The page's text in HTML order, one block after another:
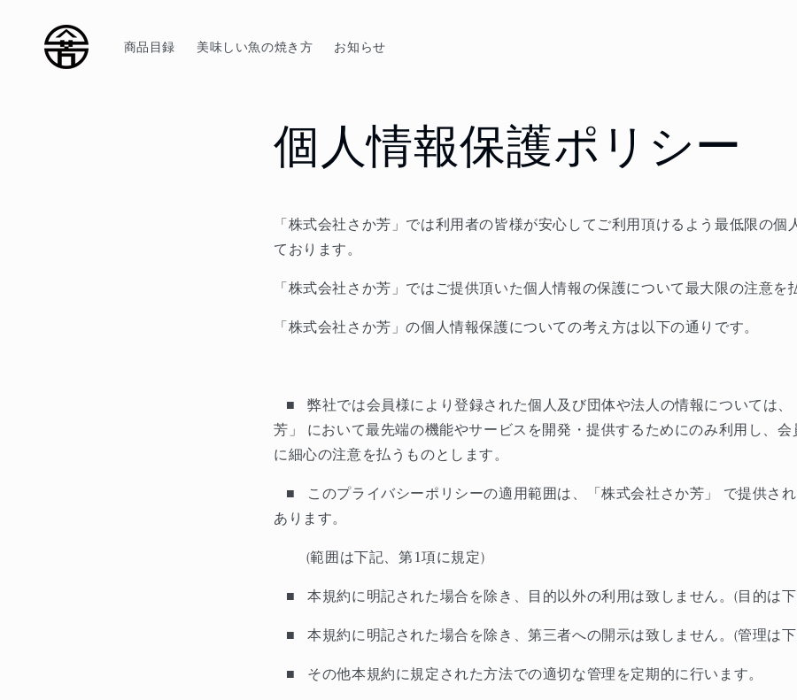
ンツに
進む 商品目録 美味しい魚の焼き方 お知らせ
個人情報保護ポリシー
「株式会社さか芳」では利用者の皆様が安心してご利用頂けるよう最低限の個
ております。
「株式会社さか芳」ではご提供頂いた個人情報の保護について最大限の注意を
「株式会社さか芳」の個人情報保護についての考え方は以下の通りです。
■ 弊社では会員様により登録された個人及び団体や法人の情報については
芳」 において最先端の機能やサービスを開発・提供するためにのみ利用し、
に細心の注意を払うものとします。
■
このプライバシーポリシーの適用範囲は、「株式会社さか芳」 で提供さ
あります。
(範囲は下記、第1項に規定)
■ 本規約に明記された場合を除き、目的以外の利用は致しません。 (目的は
■ 本規約に明記された場合を除き、第三者への開示は致しません。 (管理は
■ その他本規約に規定された方法での適切な管理を定期的に行います。